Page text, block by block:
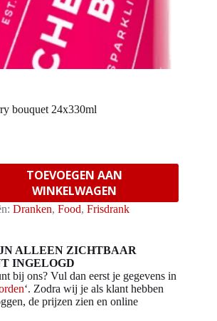
bouquet 24x330ml
TOEVOEGEN AAN
WINKELWAGEN
Dranken, Food, Frisdrank
ALLEEN ZICHTBAAR
INGELOGD
bij ons? Vul dan eerst je gegevens in
‘. Zodra wij je als klant hebben
de prijzen zien en online